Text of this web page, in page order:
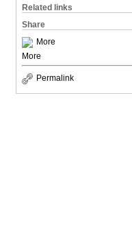
Related links
Share
More
More
Permalink